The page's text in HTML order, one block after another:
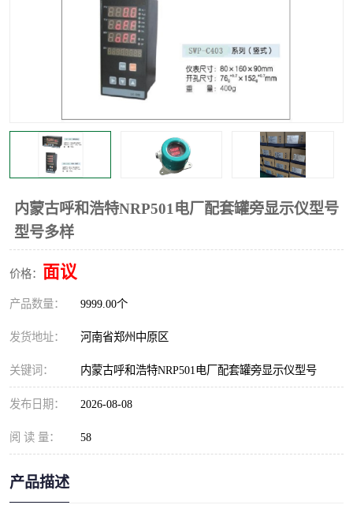
内蒙古呼和浩特NRP501电厂配套罐旁显示仪型号
型号多样
价格： 面议
产品数量： 9999.00个
发货地址： 河南省郑州中原区
关键词： 内蒙古呼和浩特NRP501电厂配套罐旁显示仪型号
发布日期： 2026-08-08
阅 读 量： 58
产品描述
电容物位计
温度显示控制仪表 电量变送器